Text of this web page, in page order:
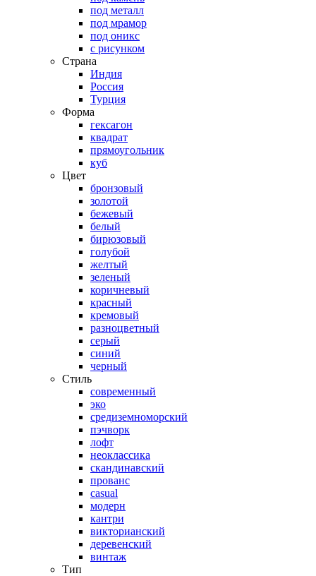
под металл
под мрамор
под оникс
с рисунком
Страна
Индия
Россия
Турция
Форма
гексагон
квадрат
прямоугольник
куб
Цвет
бронзовый
золотой
бежевый
белый
бирюзовый
голубой
желтый
зеленый
коричневый
красный
кремовый
разноцветный
серый
синий
черный
Стиль
современный
эко
средиземноморский
пэчворк
лофт
неоклассика
скандинавский
прованс
casual
модерн
кантри
викторианский
деревенский
винтаж
Тип